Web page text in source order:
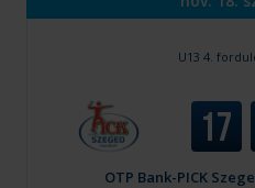
U13 4.
17
OTP Bank-PICK